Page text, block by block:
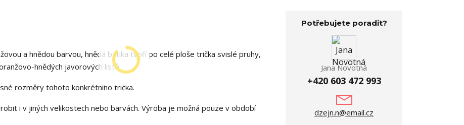
a hnědou barvou, hnědá batika tvoří po celé ploše trička svislé pruhy,
hnědých javorových listů.
rozměry tohoto konkrétního trička.
i v jiných velikostech nebo barvách. Výroba je možná pouze v období
Potřebujete poradit?
Jana Novotná
+420 603 472 993
dzejn.n@email.cz